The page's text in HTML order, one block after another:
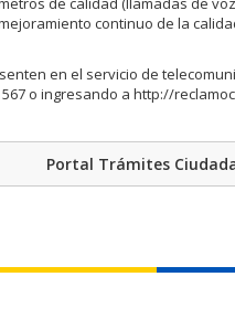
continuo de la
en el servicio de
o ingresando a http://
Portal Trámites